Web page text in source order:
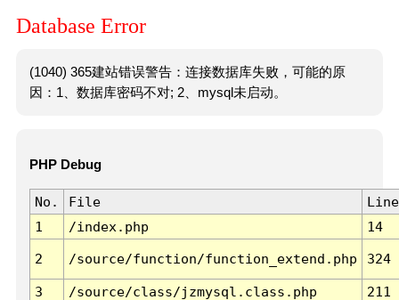
Database Error
(1040) 365建站错误警告：连接数据库失败，可能的原
因：1、数据库密码不对; 2、mysql未启动。
PHP Debug
No. File
Line
1
/index.php 14
2 /source/function/function_extend.php 324
3 /source/class/jzmysql.class.php
211